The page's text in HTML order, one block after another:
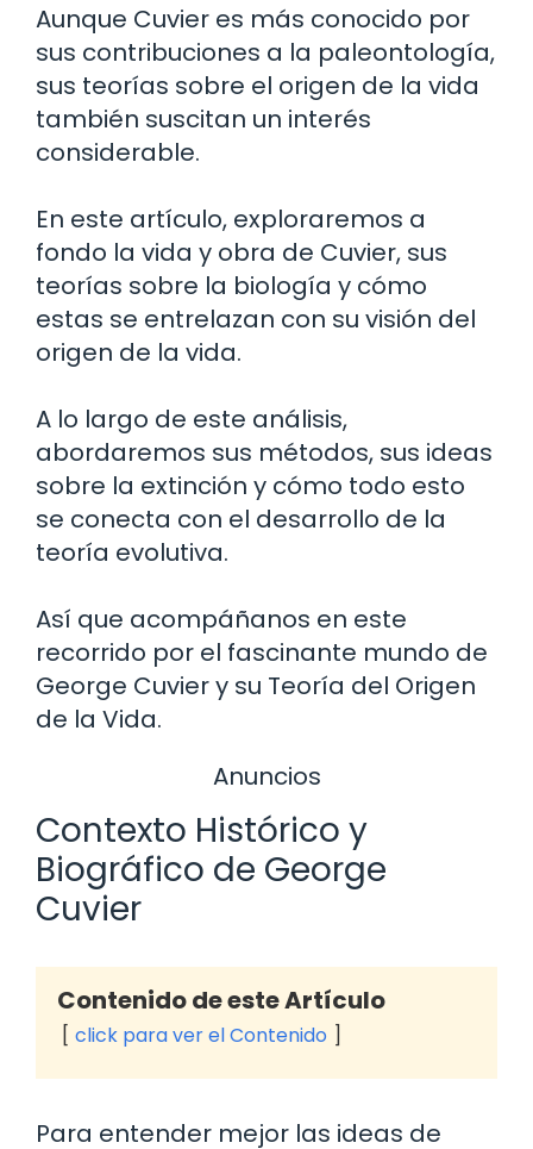
Aunque Cuvier es más conocido por
sus contribuciones a la paleontología,
sus teorías sobre el origen de la vida
también suscitan un interés
considerable.
En este artículo, exploraremos a
fondo la vida y obra de Cuvier, sus
teorías sobre la biología y cómo
estas se entrelazan con su visión del
origen de la vida.
A lo largo de este análisis,
abordaremos sus métodos, sus ideas
sobre la extinción y cómo todo esto
se conecta con el desarrollo de la
teoría evolutiva.
Así que acompáñanos en este
recorrido por el fascinante mundo de
George Cuvier y su Teoría del Origen
de la Vida.
Anuncios
Contexto Histórico y
Biográfico de George
Cuvier
Contenido de este Artículo
click para ver el Contenido
Para entender mejor las ideas de